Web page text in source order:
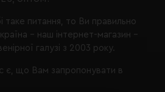
таке питання, то Ви правильно
- наш інтернет-магазин -
галузі з 2003 року.
є, що Вам запропонувати в